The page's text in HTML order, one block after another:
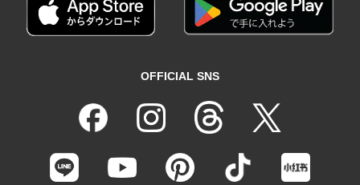
OFFICIAL SNS